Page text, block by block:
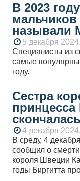
В 2023
мальчиков
называли
5 декабря
Специалисты из
самые
году.
Сестра
принцесса
4 декабря
В среду, 4
сообщил о
короля Швеции
годы Биргитта